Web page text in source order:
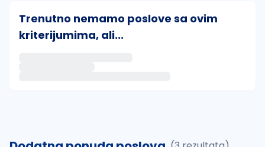
Trenutno nemamo poslove sa ovim
kriterijumima, ali...